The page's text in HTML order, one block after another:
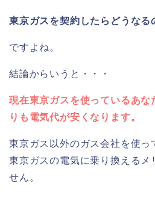
東京ガスを契約したらどうなる
ですよね。
結論からいうと・・・
現在東京ガスを使っているあな
りも電気代が安くなります。
東京ガス以外のガス会社を使っ
東京ガスの電気に乗り換えるメ
せん。